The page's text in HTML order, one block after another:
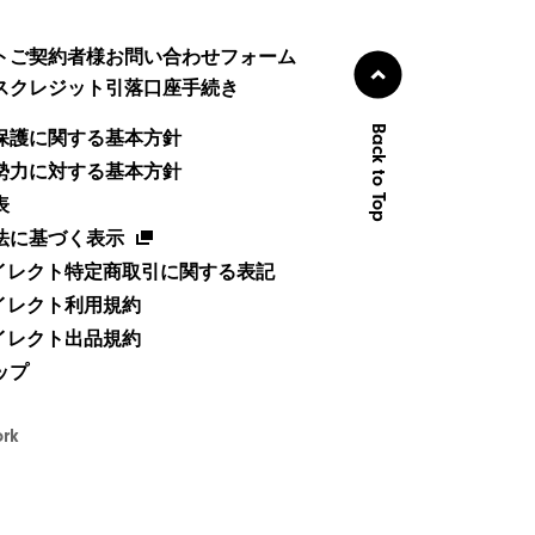
ご契約者様お問い合わせフォーム
クレジット引落口座手続き
護に関する基本方針
力に対する基本方針
に基づく表示
レクト特定商取引に関する表記
レクト利用規約
レクト出品規約
プ
Back to Top